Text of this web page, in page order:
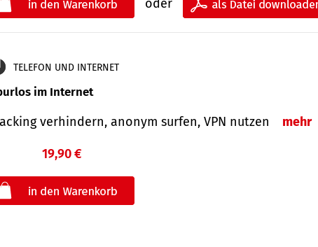
oder
TELEFON UND INTERNET
im Internet
verhindern, anonym surfen, VPN nutzen mehr
19,90 €